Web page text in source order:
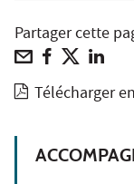
Partager cette
Télécharger